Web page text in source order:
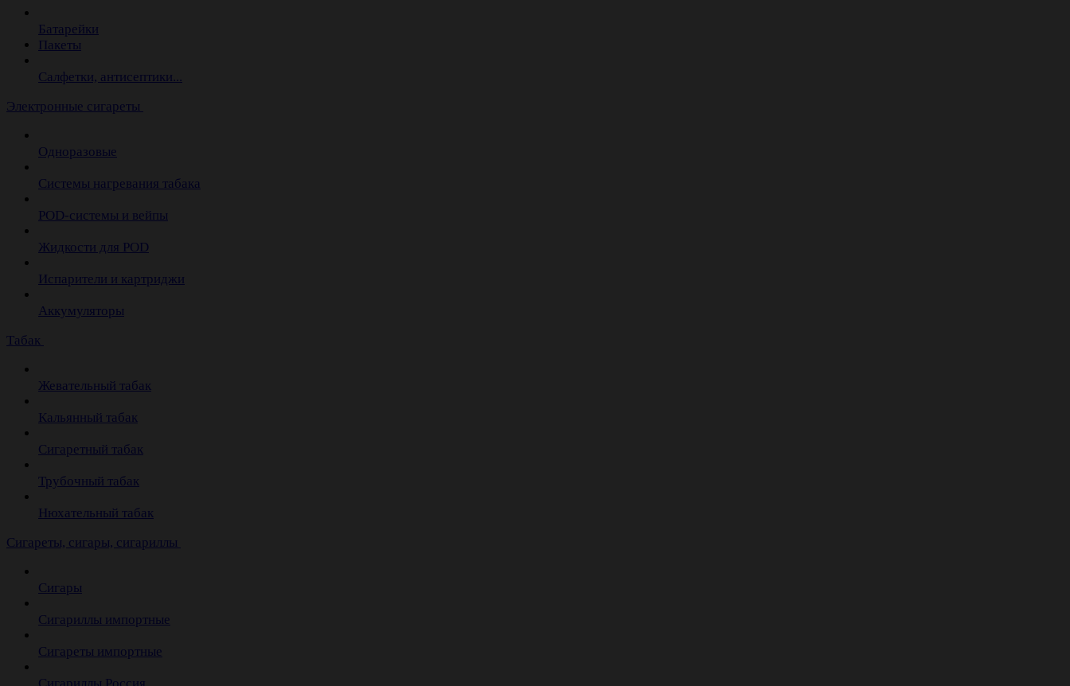
Батарейки
Пакеты
Салфетки, антисептики...
Электронные сигареты
Одноразовые
Системы нагревания табака
POD-системы и вейпы
Жидкости для POD
Испарители и картриджи
Аккумуляторы
Табак
Жевательный табак
Кальянный табак
Сигаретный табак
Трубочный табак
Нюхательный табак
Cигареты, сигары, сигариллы
Сигары
Сигариллы импортные
Сигареты импортные